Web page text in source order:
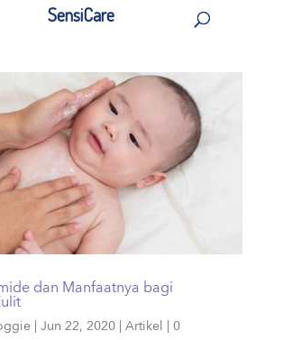
dan Manfaatnya bagi
| Jun 22, 2020| Artikel 0
SensiCare